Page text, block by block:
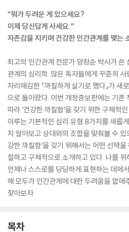
“뭐가 두려운 게 있으세요?
이제 당신답게 사세요.”
자존감을 지키며 건강한 인간관계를 맺는
최고의 인간관계 전문가 양창순 박사가 쓴
관계의 심리학. 많은 독자들에게 꾸준히
자리매김한 『까칠하게 살기로 했다』가
으로 돌아왔다. 이번 개정증보판에는 기존
따라 ‘건강한 까칠함’을 갖기 위한 구체적
이루는 기본적인 심리 유형 8가지를 새롭
지 알아보고 상대와의 조합을 맞춰볼 수 있
강한 까칠함’을 갖기 위해서는 어떤 선택
절하고 구체적으로 소개하고 있다. 나를
언제나 스스로를 당당하게 표현하는 데에
해 모두가 인간관계에 대한 두려움을 없애
찾아보자.
목차